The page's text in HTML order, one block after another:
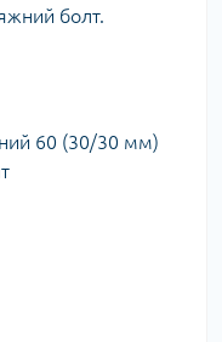
болт.
60 (30/30 мм)